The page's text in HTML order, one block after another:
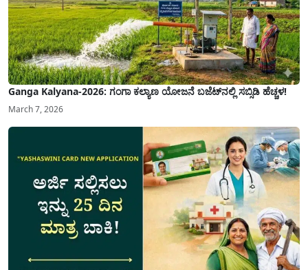
Ganga Kalyana-2026: ಗಂಗಾ ಕಲ್ಯಾಣ ಯೋಜನೆ ಬಜೆಟ್‌ನಲ್ಲಿ ಸಬ್ಸಿಡಿ ಹೆಚ್ಚಳ!
March 7, 2026